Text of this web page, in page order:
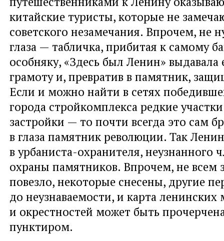
китайские туристы, которые не
советского незамечания. Впрочем, не
глаза — табличка, прибитая к самому
особняку, «Здесь был Ленин»
грамоту и, превратив в памятник,
Если и можно найти в сетях
города стройкомплекса редкие
застройки — то почти всегда это сам
в глаза памятник революции. Так
в урбаниста-охранителя, неузнанного
охраны памятников. Впрочем, не всем
повезло, некоторые снесены, другие
до неузнаваемости, и карта ленинских
и окрестностей может быть
пунктиром.